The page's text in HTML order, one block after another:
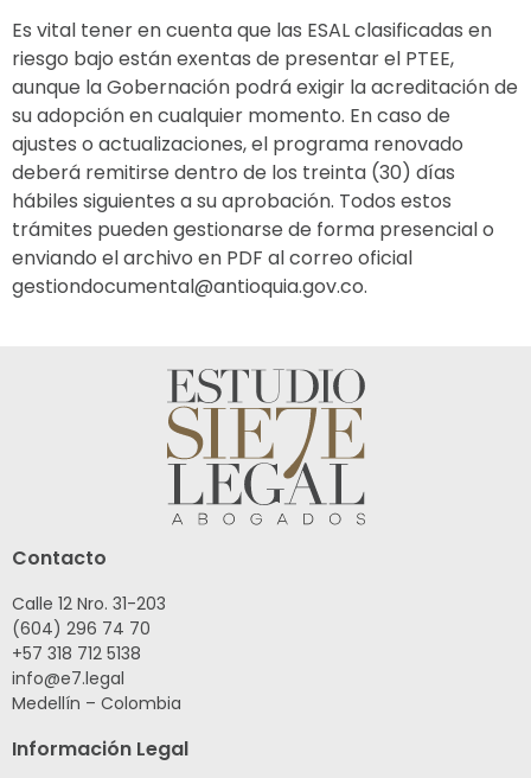
Es vital tener en cuenta que las ESAL clasificadas en
riesgo bajo están exentas de presentar el PTEE,
aunque la Gobernación podrá exigir la acreditación de
su adopción en cualquier momento. En caso de
ajustes o actualizaciones, el programa renovado
deberá remitirse dentro de los treinta (30) días
hábiles siguientes a su aprobación. Todos estos
trámites pueden gestionarse de forma presencial o
enviando el archivo en PDF al correo oficial
gestiondocumental@antioquia.gov.co.
Contacto
Calle 12 Nro. 31-203
(604) 296 74 70
+57 318 712 5138
info@e7.legal
Medellín – Colombia
Información Legal